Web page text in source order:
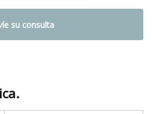
su consulta